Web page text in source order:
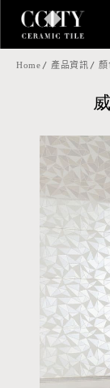
Home 產品資訊 顏